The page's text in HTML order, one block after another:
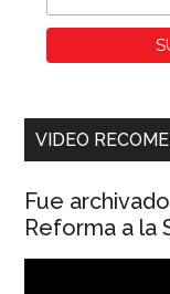
VIDEO
Fue
Reforma a la